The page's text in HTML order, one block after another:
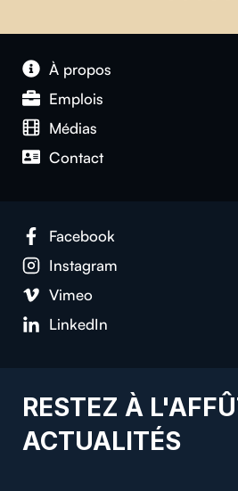
À propos
Emplois
Médias
Contact
Facebook
Instagram
Vimeo
LinkedIn
RESTEZ À
ACTUALITÉS